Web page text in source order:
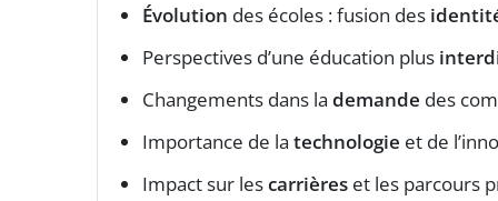
Évolution des écoles : fusion des
Perspectives d’une éducation plus
Changements dans la demande des
Importance de la technologie et de
Impact sur lescarrières et les parcours